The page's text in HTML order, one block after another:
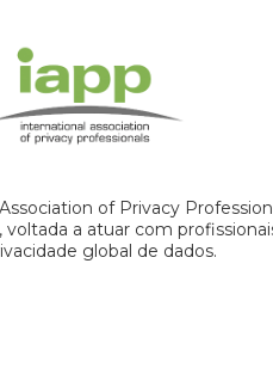
of Privacy
voltada a atuar com
global de dados.